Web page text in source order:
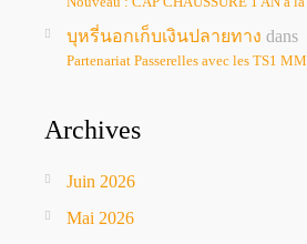
บุหรี่นอกเก็บเงินปลายทาง dans
Partenariat Passerelles avec les TS1
Archives
Juin 2026
Mai 2026